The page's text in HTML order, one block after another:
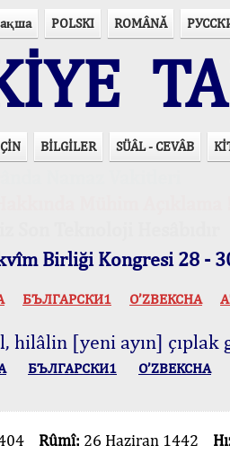
POLSKI ROMÂNĂ
BİLGİLER SÜÂL - CEVÂB
Birliği Kongresi 28 -
БЪЛГАРСКИ1 O’ZBEKCHA
hilâlin [yeni ayın] çıplak
БЪЛГАРСКИ1 O’ZBEKCHA
Rûmî: 26 Haziran 1442